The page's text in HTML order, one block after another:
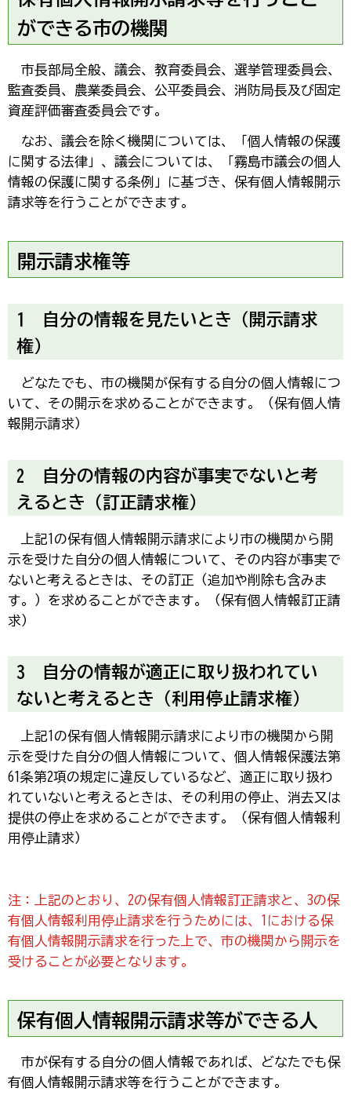
ができる市の機関
市長部局全般、議会、教育委員会、選挙管理委員会、
監査委員、農業委員会、公平委員会、消防局長及び固定
資産評価審査委員会です。
なお、議会を除く機関については、「個人情報の保護
に関する法律」、議会については、「霧島市議会の個人
情報の保護に関する条例」に基づき、保有個人情報開示
請求等を行うことができます。
開示請求権等
1 自 分の情報を見たいとき（開示請求
権）
どなたでも、市の機関が保有する自分の個人情報につ
いて、その開示を求めることができます。（保有個人情
報開示請求）
2 自分の情報の内容が事実でないと考
えるとき（訂正請求権）
上記1の保有個人情報開示請求により市の機関から開
示を受けた自分の個人情報について、その内容が事実で
ないと考えるときは、その訂正（追加や削除も含みま
す。）を求めることができます。（保有個人情報訂正請
求）
3 自 分の情報が適正に取り扱われてい
ないと考えるとき（利用停止請求権）
上記1の保有個人情報開示請求により市の機関から開
示を受けた自分の個人情報について、個人情報保護法第
61条第2項の規定に違反しているなど、適正に取り扱わ
れていないと考えるときは、その利用の停止、消去又は
提供の停止を求めることができます。（保有個人情報利
用停止請求）
注：上記のとおり、2の保有個人情報訂正請求と、3の保
有個人情報利用停止請求を行うためには、1における保
有個人情報開示請求を行った上で、市の機関から開示を
受けることが必要となります。
保有個人情報開示請求等ができる人
市が保有する自分の個人情報であれば、どなたでも保
有個人情報開示請求等を行うことができます。